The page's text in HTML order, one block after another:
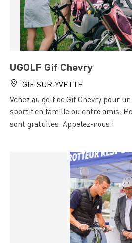
UGOLF Gif Chevry
GIF-SUR-YVETTE
Venez au golf de Gif Chevry pour
sportif en famille ou entre amis.
sont gratuites. Appelez-nous !